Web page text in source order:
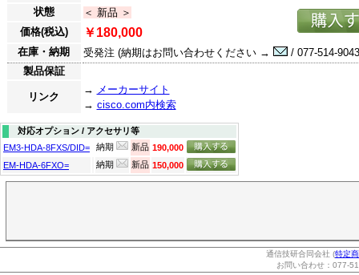
状態
＜ 新品 ＞
価格(税込)
￥180,000
在庫・納期 受発注 (納期はお問い合わせください →
/ 077-514-
製品保証
リンク
→ メーカーサイト
→ cisco.com内検索
対応オプション / アクセサリ等
EM3-HDA-8FXS/DID=
納期 新品 190,000
EM-HDA-6FXO=
納期 新品 150,000
通信技研合同会社 (特定
お問い合わせ：077-